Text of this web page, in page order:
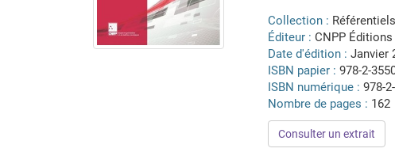
Collection :
Éditeur : CNPP Éditions
Date d'édition : Janvier
ISBN papier : 978-2-
ISBN numérique : 978-
Nombre de pages : 162
Consulter un extrait